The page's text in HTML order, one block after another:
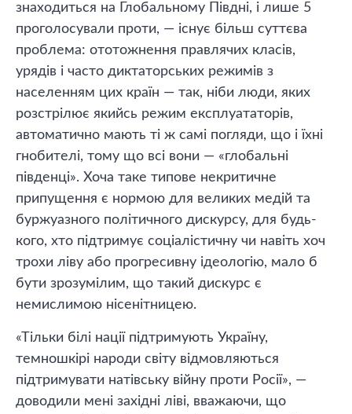
знаходиться на Глобальному Півдні, і лише 5
проголосували проти, — існує більш суттєва
проблема: ототожнення правлячих класів,
урядів і часто диктаторських режимів з
населенням цих країн — так, ніби люди, яких
розстрілює якийсь режим експлуататорів,
автоматично мають ті ж самі погляди, що і їхні
гнобителі, тому що всі вони — «глобальні
південці». Хоча таке типове некритичне
припущення є нормою для великих медій та
буржуазного політичного дискурсу, для будь-
кого, хто підтримує соціалістичну чи навіть хоч
трохи ліву або прогресивну ідеологію, мало б
бути зрозумілим, що такий дискурс є
немислимою нісенітницею.
«Тільки білі нації підтримують Україну,
темношкірі народи світу відмовляються
підтримувати натівську війну проти Росії», —
доводили мені західні ліві, вважаючи, що